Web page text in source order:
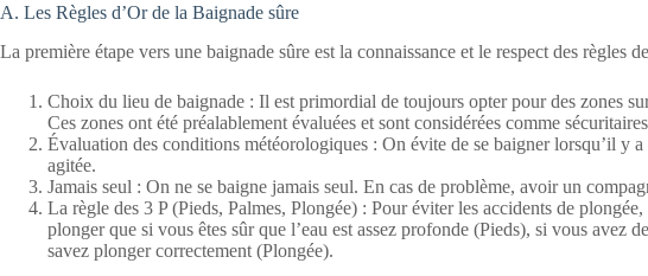
A. Les Règles d’Or de la Baignade sûre
La première étape vers une baignade sûre est la connaissance et le respect des règles
Choix du lieu de baignade : Il est primordial de toujours opter pour des zones
Ces zones ont été préalablement évaluées et sont considérées comme
Évaluation des conditions météorologiques : On évite de se baigner lorsqu’il y
agitée.
Jamais seul : On ne se baigne jamais seul. En cas de problème, avoir un
La règle des 3 P (Pieds, Palmes, Plongée) : Pour éviter les accidents de
plonger que si vous êtes sûr que l’eau est assez profonde (Pieds), si vous avez
savez plonger correctement (Plongée).